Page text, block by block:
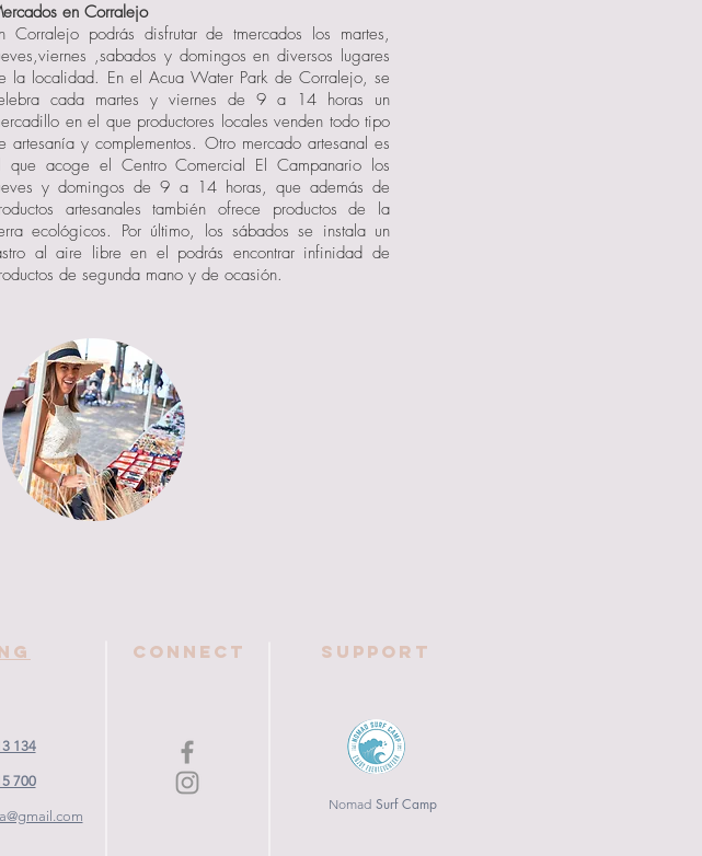
en Corralejo
Corralejo podrás disfrutar de tmercados los martes,
,sabados y domingos en diversos lugares
la localidad. En el Acua Water Park de Corralejo, se
cada martes y viernes de 9 a 14 horas un
en el que productores locales venden todo tipo
artesanía y complementos. Otro mercado artesanal es
que acoge el Centro Comercial El Campanario los
y domingos de 9 a 14 horas, que además de
artesanales también ofrece productos de la
ecológicos. Por último, los sábados se instala un
al aire libre en el podrás encontrar infinidad de
de segunda mano y de ocasión.
Connect Support
134
700
Nomad Surf Camp